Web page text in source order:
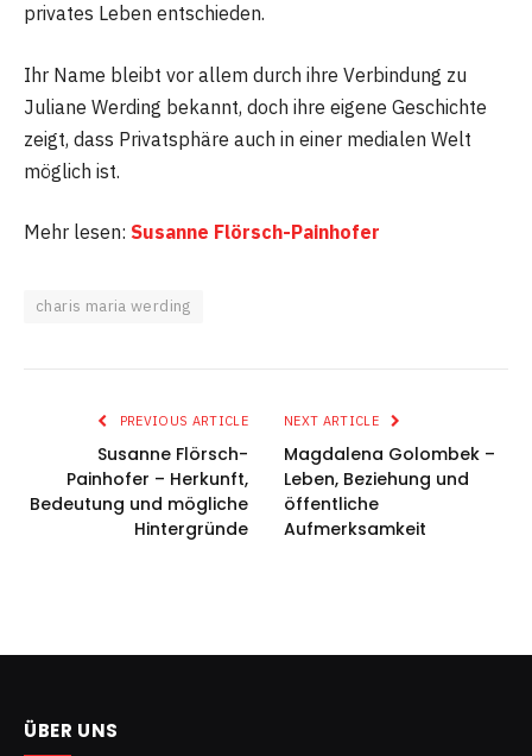
privates Leben entschieden.
Ihr Name bleibt vor allem durch ihre Verbindung zu
Juliane Werding bekannt, doch ihre eigene Geschichte
zeigt, dass Privatsphäre auch in einer medialen Welt
möglich ist.
Mehr lesen: Susanne Flörsch-Painhofer
charis maria werding
PREVIOUS ARTICLE
Susanne Flörsch-
Painhofer – Herkunft,
Bedeutung und mögliche
Hintergründe
NEXT ARTICLE
Magdalena Golombek –
Leben, Beziehung und
öffentliche
Aufmerksamkeit
ÜBER UNS